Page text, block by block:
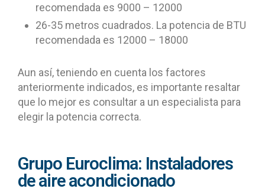
recomendada es 9000 – 12000
26-35 metros cuadrados. La potencia de BTU
recomendada es 12000 – 18000
Aun así, teniendo en cuenta los factores
anteriormente indicados, es importante resaltar
que lo mejor es consultar a un especialista para
elegir la potencia correcta.
Grupo Euroclima: Instaladores
de aire acondicionado